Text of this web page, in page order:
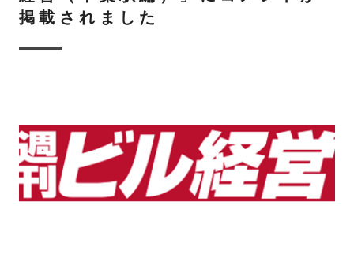
掲載されました